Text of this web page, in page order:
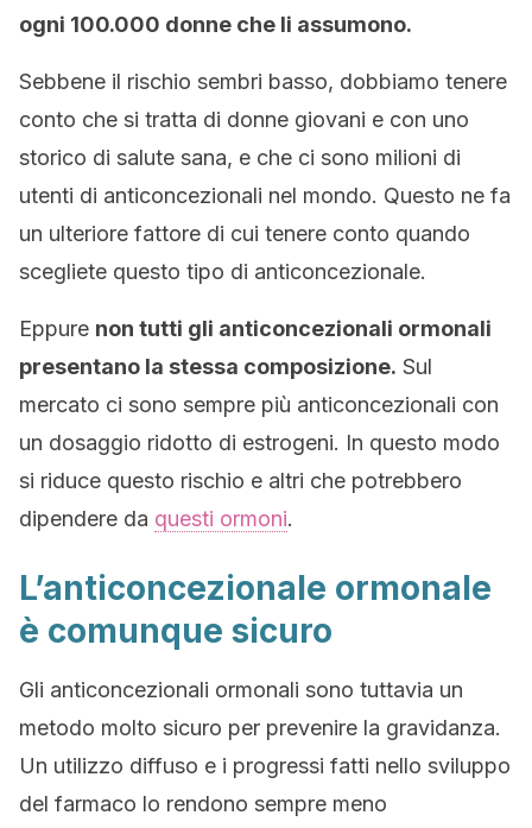
ogni 100.000 donne che li assumono.
Sebbene il rischio sembri basso, dobbiamo tenere
conto che si tratta di donne giovani e con uno
storico di salute sana, e che ci sono milioni di
utenti di anticoncezionali nel mondo. Questo ne fa
un ulteriore fattore di cui tenere conto quando
scegliete questo tipo di anticoncezionale.
Eppure non tutti gli anticoncezionali ormonali
presentano la stessa composizione. Sul
mercato ci sono sempre più anticoncezionali con
un dosaggio ridotto di estrogeni. In questo modo
si riduce questo rischio e altri che potrebbero
dipendere da questi ormoni.
L’anticoncezionale ormonale
è comunque sicuro
Gli anticoncezionali ormonali sono tuttavia un
metodo molto sicuro per prevenire la gravidanza.
Un utilizzo diffuso e i progressi fatti nello sviluppo
del farmaco lo rendono sempre meno